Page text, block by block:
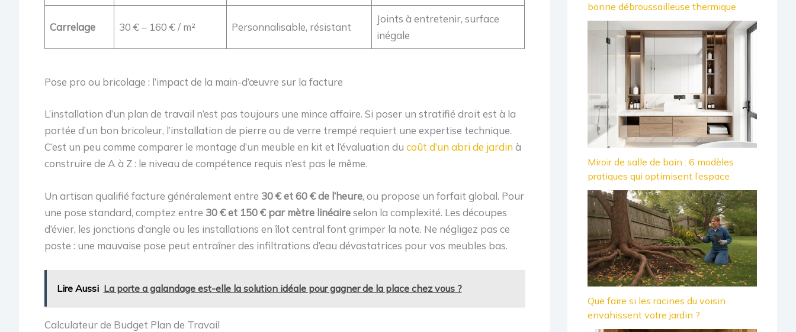
Carrelage 30 € – 160 € / m² Personnalisable, résistant
Joints à entretenir, surface
inégale
Pose pro ou bricolage : l’impact de la main-d’œuvre sur la facture
L’installation d’un plan de travail n’est pas toujours une mince affaire. Si poser un stratifié droit est à la
portée d’un bon bricoleur, l’installation de pierre ou de verre trempé requiert une expertise technique.
C’est un peu comme comparer le montage d’un meuble en kit et l’évaluation du coût d’un abri de jardinà
construire de A à Z : le niveau de compétence requis n’est pas le même.
Un artisan qualifié facture généralement entre 30 € et 60 € de l’heure, ou propose un forfait global. Pour
une pose standard, comptez entre 30 € et 150 € par mètre linéaireselon la complexité. Les découpes
d’évier, les jonctions d’angle ou les installations en îlot central font grimper la note. Ne négligez pas ce
poste : une mauvaise pose peut entraîner des infiltrations d’eau dévastatrices pour vos meubles bas.
Lire Aussi La porte a galandage est-elle la solution idéale pour gagner de la place chez vous ?
Calculateur de Budget Plan de Travail
bonne débroussailleuse thermique
Miroir de salle de bain : 6 modèles
pratiques qui optimisent l’espace
Que faire si les racines du voisin
envahissent votre jardin ?